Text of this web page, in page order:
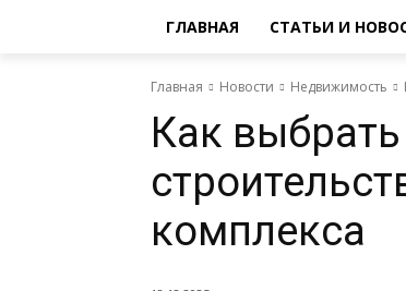
ГЛАВНАЯ СТАТЬИ И
Главная Новости Недвижимость
Как
комплекса